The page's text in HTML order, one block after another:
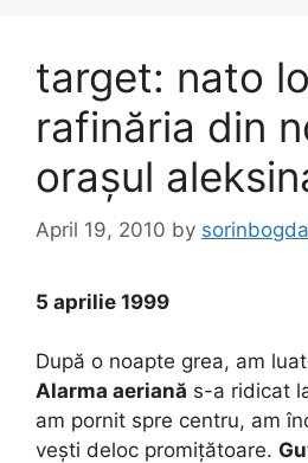
target: nato
rafinăria din
orașul
April 19, 2010 by
5 aprilie 1999
După o noapte grea, am
Alarma aeriană s-a ridicat
am pornit spre centru, am
vești deloc promițătoare.